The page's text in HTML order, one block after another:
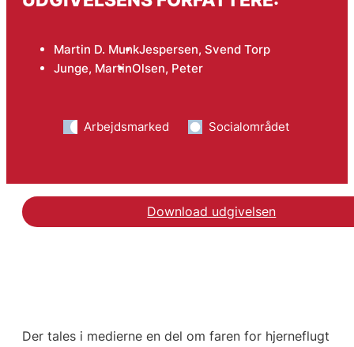
Martin D. MunkJespersen, Svend Torp
Junge, MartinOlsen, Peter
Arbejdsmarked Socialområdet
Download udgivelsen
Der tales i medierne en del om faren for hjerneflugt